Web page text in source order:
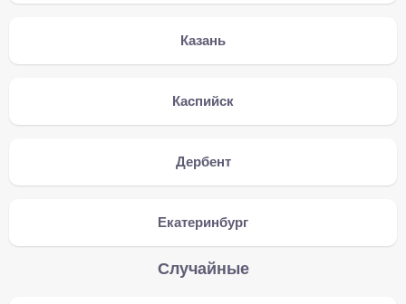
Казань
Каспийск
Дербент
Екатеринбург
Случайные